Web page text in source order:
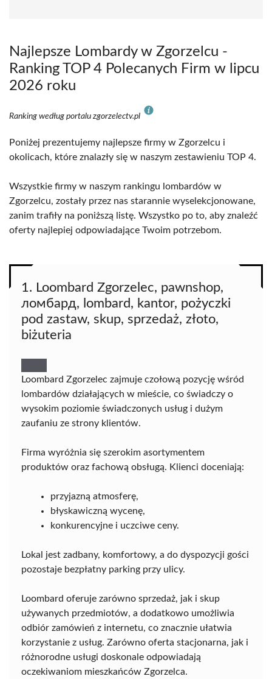
Najlepsze Lombardy w Zgorzelcu -
Ranking TOP 4 Polecanych Firm w lipcu
2026 roku
Ranking według portalu zgorzelectv.pl
Poniżej prezentujemy najlepsze firmy w Zgorzelcu i
okolicach, które znalazły się w naszym zestawieniu TOP 4.
Wszystkie firmy w naszym rankingu lombardów w
Zgorzelcu, zostały przez nas starannie wyselekcjonowane,
zanim trafiły na poniższą listę. Wszystko po to, aby znaleźć
oferty najlepiej odpowiadające Twoim potrzebom.
1. Loombard Zgorzelec, pawnshop,
ломбард, lombard, kantor, pożyczki
pod zastaw, skup, sprzedaż, złoto,
biżuteria
Loombard Zgorzelec zajmuje czołową pozycję wśród
lombardów działających w mieście, co świadczy o
wysokim poziomie świadczonych usług i dużym
zaufaniu ze strony klientów.
Firma wyróżnia się szerokim asortymentem
produktów oraz fachową obsługą. Klienci doceniają:
przyjazną atmosferę,
błyskawiczną wycenę,
konkurencyjne i uczciwe ceny.
Lokal jest zadbany, komfortowy, a do dyspozycji gości
pozostaje bezpłatny parking przy ulicy.
Loombard oferuje zarówno sprzedaż, jak i skup
używanych przedmiotów, a dodatkowo umożliwia
odbiór zamówień z internetu, co znacznie ułatwia
korzystanie z usług. Zarówno oferta stacjonarna, jak i
różnorodne usługi doskonale odpowiadają
oczekiwaniom mieszkańców Zgorzelca.